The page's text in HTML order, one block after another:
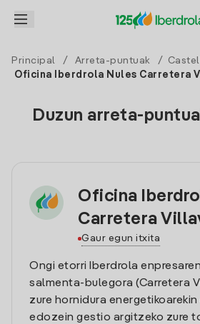
Principal / Arreta-puntuak /
Oficina Iberdrola Nules Carretera
Duzun arreta-
Oficina
Carretera
Gaur egun itxita
Ongi etorri Iberdrola
salmenta-bulegora (Carretera
zure hornidura
edozein gestio argitzeko zure